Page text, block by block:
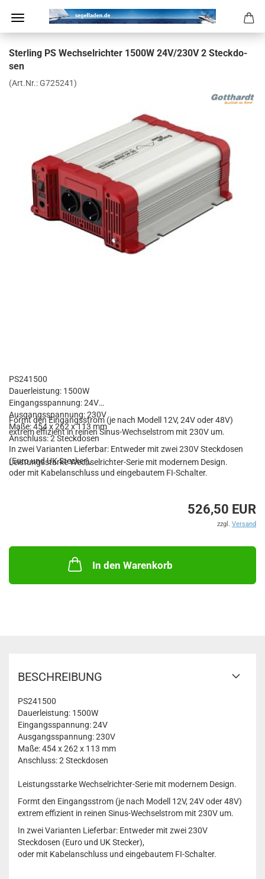
Ster­ling PS Wech­sel­rich­ter 1500W 24V/230V 2 Steck­do­
sen
(Art.Nr.:G725241)
PS241500
Dauerleistung: 1500W
Eingangsspannung: 24V
Ausgangsspannung: 230V
Maße: 454 x 262 x 113 mm
Anschluss: 2 Steckdosen
Leistungsstarke Wechselrichter-Serie mit modernem Design.
Formt den Eingangsstrom (je nach Modell 12V, 24V oder 48V)
extrem effizient in reinen Sinus-Wechselstrom mit 230V um.
In zwei Varianten Lieferbar: Entweder mit zwei 230V Steckdosen
(Euro und UK Stecker),
oder mit Kabelanschluss und eingebautem FI-Schalter.
526,50 EUR
zzgl. Versand
In den Warenkorb
BESCHREIBUNG
PS241500
Dauerleistung: 1500W
Eingangsspannung: 24V
Ausgangsspannung: 230V
Maße: 454 x 262 x 113 mm
Anschluss: 2 Steckdosen
Leistungsstarke Wechselrichter-Serie mit modernem Design.
Formt den Eingangsstrom (je nach Modell 12V, 24V oder 48V)
extrem effizient in reinen Sinus-Wechselstrom mit 230V um.
In zwei Varianten Lieferbar: Entweder mit zwei 230V
Steckdosen (Euro und UK Stecker),
oder mit Kabelanschluss und eingebautem FI-Schalter.